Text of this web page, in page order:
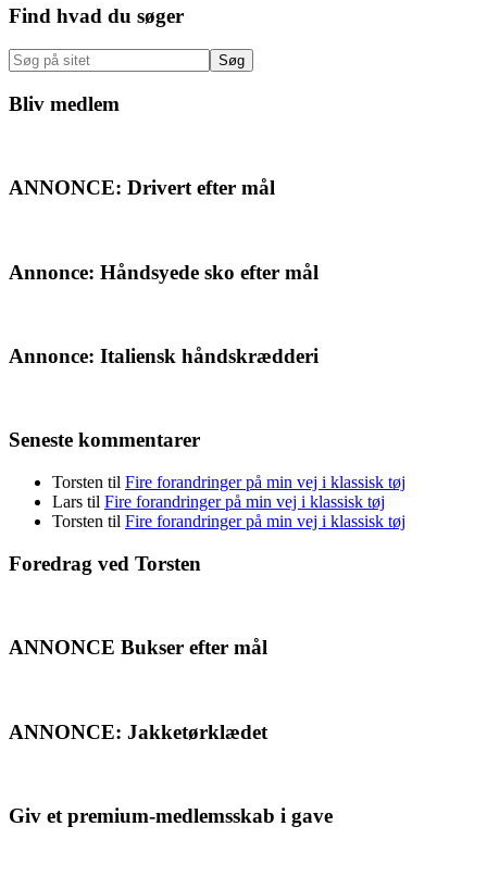
Primær
Sidebar
Find hvad du søger
Søg
på
sitet
Bliv medlem
ANNONCE: Drivert efter mål
Annonce: Håndsyede sko efter mål
Annonce: Italiensk håndskrædderi
Seneste kommentarer
Torsten til Fire forandringer på min vej i klassisk tøj
Lars til Fire forandringer på min vej i klassisk tøj
Torsten til Fire forandringer på min vej i klassisk tøj
Foredrag ved Torsten
ANNONCE Bukser efter mål
ANNONCE: Jakketørklædet
Giv et premium-medlemsskab i gave